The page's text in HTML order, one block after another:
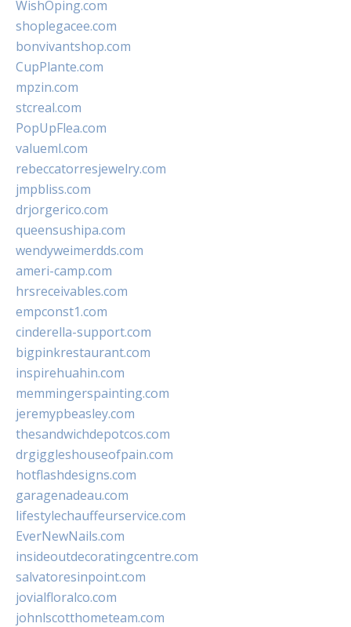
WishOping.com
shoplegacee.com
bonvivantshop.com
CupPlante.com
mpzin.com
stcreal.com
PopUpFlea.com
valueml.com
rebeccatorresjewelry.com
jmpbliss.com
drjorgerico.com
queensushipa.com
wendyweimerdds.com
ameri-camp.com
hrsreceivables.com
empconst1.com
cinderella-support.com
bigpinkrestaurant.com
inspirehuahin.com
memmingerspainting.com
jeremypbeasley.com
thesandwichdepotcos.com
drgiggleshouseofpain.com
hotflashdesigns.com
garagenadeau.com
lifestylechauffeurservice.com
EverNewNails.com
insideoutdecoratingcentre.com
salvatoresinpoint.com
jovialfloralco.com
johnlscotthometeam.com